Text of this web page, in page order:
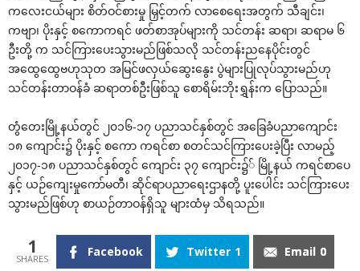
က‌လေးငယ်များ စိတ်ဝင်စားမှု မြှင့်တက် လာ‌စေ‌ရေးအတွက် သီချင်း၊
ကဗျာ၊ ပိုးနှင့် စ‌ကောကရင် ဖတ်စာအုပ်များကို သင်တန်း ဆရာ၊ ဆရာမ ၆
ဦးတို့ က သင်ကြား‌ပေးသွားမည်ဖြစ်သလို သင်တန်းည‌နေပိုင်းတွင်
အ‌ထွေ‌ထွေဗဟုသုတ အမြင်ဖလှယ်‌ဆွေး‌နွေး ပွဲများပြုလုပ်သွားမည်ဟု
သင်တန်းတာဝန်ခံ ဆရာတစ်ဦးဖြစ်သူ ‌စောရိမ်းဘိုးရွှန်းက ‌ပြောသည်။
တွံ‌တေးမြို့နယ်တွင် ၂၀၁၆-၁၇ ပညာသင်နှစ်တွင် အ‌ခြေခံပညာ‌ကျောင်း
၁၈ ‌ကျောင်း၌ ပိုးနှင့် စ‌ကော ကရင်စာ စတင်သင်ကြား‌ပေးခဲ့ပြီး လာမည့်
၂၀၁၇-၁၈ ပညာသင်နှစ်တွင် ‌ကျောင်း ၃၇ ‌ကျောင်း၌် မြို့နယ် ကရင်စာ‌ပေ
နှင့် ယဉ်‌ကျေးမှု‌ကော်မတီ၊ ဆိုင်ရာပညာ‌ရေးဌာနတို့ ပူး‌ပေါင်း သင်ကြား‌ပေး
သွားမည်ဖြစ်ဟု စာယဉ်တာဝန်ရှိသူ များထံမှ သိရသည်။
1 Facebook Twitter 1 Email 0